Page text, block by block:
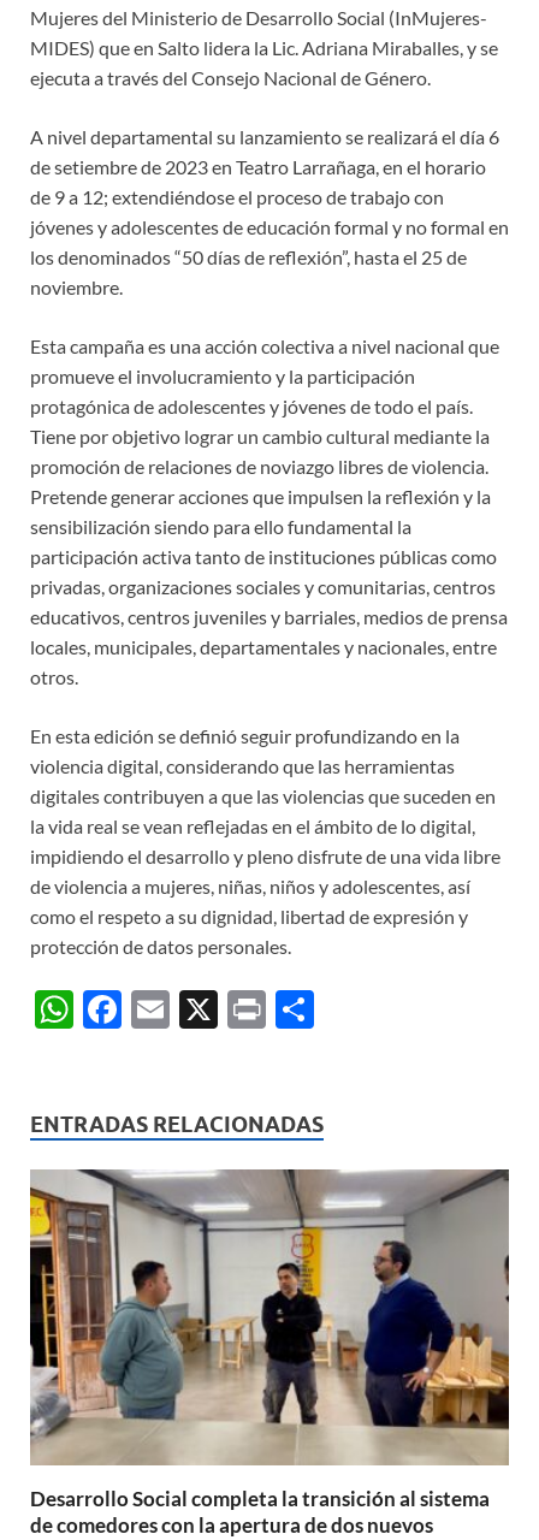
Mujeres del Ministerio de Desarrollo Social (InMujeres-
MIDES) que en Salto lidera la Lic. Adriana Miraballes, y se
ejecuta a través del Consejo Nacional de Género.
A nivel departamental su lanzamiento se realizará el día 6
de setiembre de 2023 en Teatro Larrañaga, en el horario
de 9 a 12; extendiéndose el proceso de trabajo con
jóvenes y adolescentes de educación formal y no formal en
los denominados “50 días de reflexión”, hasta el 25 de
noviembre.
Esta campaña es una acción colectiva a nivel nacional que
promueve el involucramiento y la participación
protagónica de adolescentes y jóvenes de todo el país.
Tiene por objetivo lograr un cambio cultural mediante la
promoción de relaciones de noviazgo libres de violencia.
Pretende generar acciones que impulsen la reflexión y la
sensibilización siendo para ello fundamental la
participación activa tanto de instituciones públicas como
privadas, organizaciones sociales y comunitarias, centros
educativos, centros juveniles y barriales, medios de prensa
locales, municipales, departamentales y nacionales, entre
otros.
En esta edición se definió seguir profundizando en la
violencia digital, considerando que las herramientas
digitales contribuyen a que las violencias que suceden en
la vida real se vean reflejadas en el ámbito de lo digital,
impidiendo el desarrollo y pleno disfrute de una vida libre
de violencia a mujeres, niñas, niños y adolescentes, así
como el respeto a su dignidad, libertad de expresión y
protección de datos personales.
W
s
A
p
p
F
b
o
o
E
X
P
p
ar
ti
r
ENTRADAS RELACIONADAS
Desarrollo Social completa la transición al sistema
de comedores con la apertura de dos nuevos